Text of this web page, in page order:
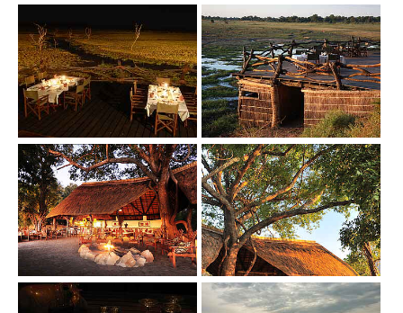
Show larger version
Show larger version Show larger version
Show larger version Show larger version